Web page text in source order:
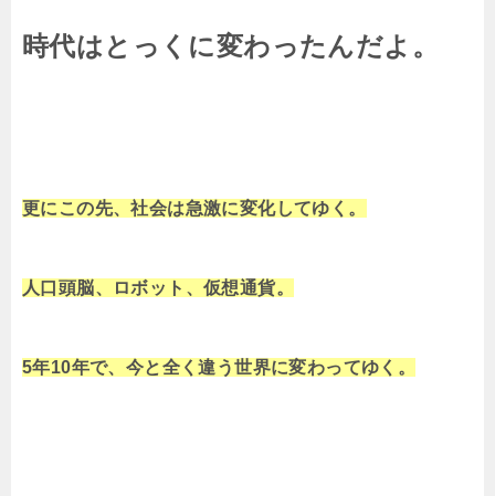
時代はとっくに変わったんだよ。
更にこの先、社会は急激に変化してゆく。
人口頭脳、ロボット、仮想通貨。
5年10年で、今と全く違う世界に変わってゆく。